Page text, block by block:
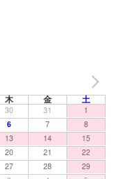
木 金 土
30 31
1
6 7
8
13 14
15
20 21
22
27 28
29